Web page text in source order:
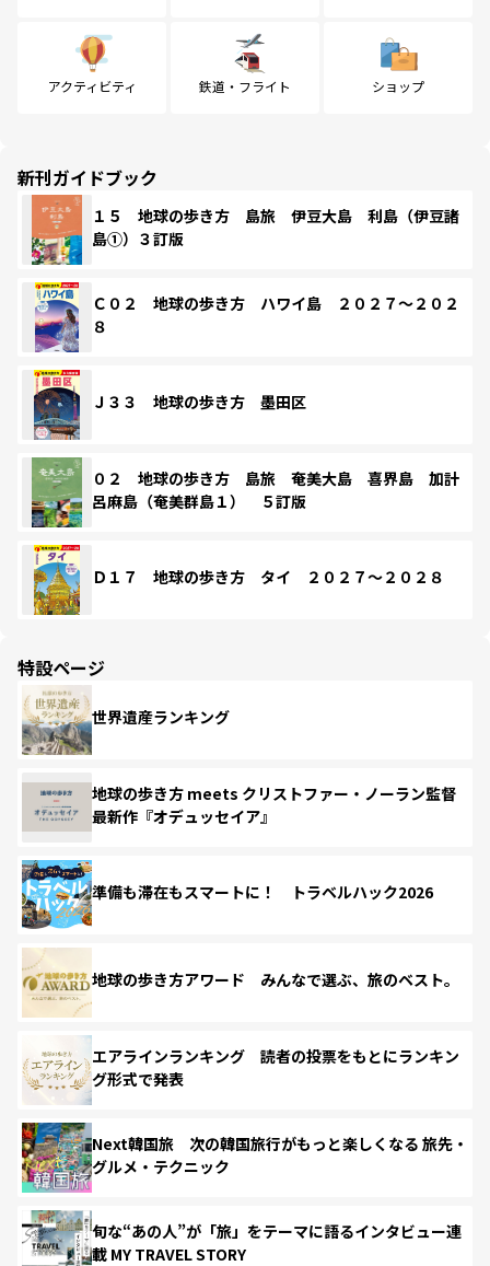
アクティビティ 鉄道・フライト ショップ
新刊ガイドブック
１５ 地球の歩き方 島旅 伊豆大島 利島（伊豆諸
島①）３訂版
Ｃ０２ 地球の歩き方 ハワイ島 ２０２７～２０２
８
Ｊ３３ 地球の歩き方 墨田区
０２ 地球の歩き方 島旅 奄美大島 喜界島 加計
呂麻島（奄美群島１） ５訂版
Ｄ１７ 地球の歩き方 タイ ２０２７～２０２８
特設ページ
世界遺産ランキング
地球の歩き方 meets クリストファー・ノーラン監督
最新作『オデュッセイア』
準備も滞在もスマートに！ トラベルハック2026
地球の歩き方アワード みんなで選ぶ、旅のベスト。
エアラインランキング 読者の投票をもとにランキン
グ形式で発表
Next韓国旅 次の韓国旅行がもっと楽しくなる 旅先・
グルメ・テクニック
旬な“あの人”が「旅」をテーマに語るインタビュー連
載 MY TRAVEL STORY